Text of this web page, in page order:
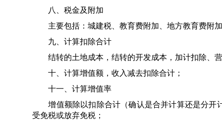
八、税金及附加
主要包括：城建税、教育费附加、地方教育费附
九、计算扣除合计
结转的土地成本，结转的开发成本，加计扣除、
十、计算增值额，收入减去扣除合计；
十一、计算增值率
增值额除以扣除合计（确认是合并计算还是分开
受免税或放弃免税；